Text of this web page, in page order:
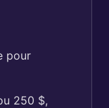
pour
250 $,